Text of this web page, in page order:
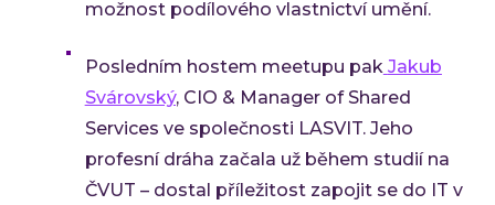
možnost podílového vlastnictví umění.
Posledním hostem meetupu pak Jakub
Svárovský, CIO & Manager of Shared
Services ve společnosti LASVIT. Jeho
profesní dráha začala už během studií na
ČVUT – dostal příležitost zapojit se do IT v